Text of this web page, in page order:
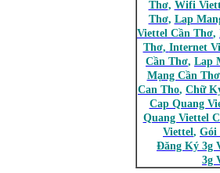
Thơ, Wifi
Thơ, Lap
Viettel Cần Thơ,
Thơ, Internet
Cần Thơ, Lap
Mạng Cần
Can Tho, Chữ
Cap Quang
Quang Viettel
Viettel , Gói
Đăng Ký 3g
3g